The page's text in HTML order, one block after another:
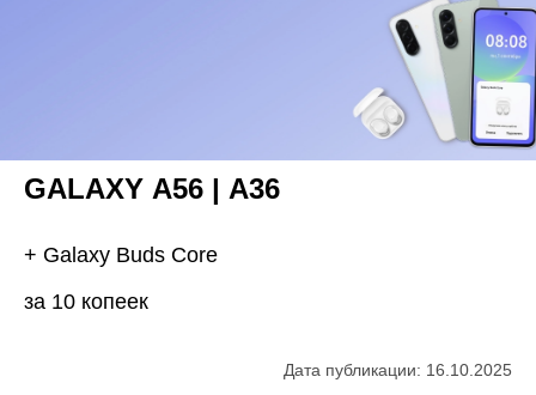
GALAXY А56 | A36
+ Galaxy Buds Core
за 10 копеек
Дата публикации: 16.10.2025